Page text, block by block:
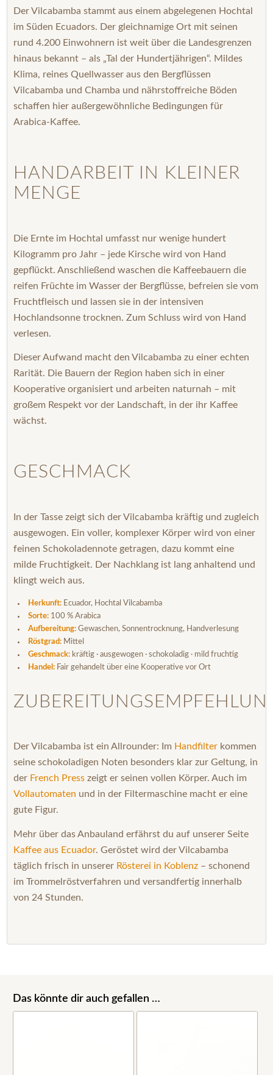
Der Vilcabamba stammt aus einem abgelegenen Hochtal
im Süden Ecuadors. Der gleichnamige Ort mit seinen
rund 4.200 Einwohnern ist weit über die Landesgrenzen
hinaus bekannt – als „Tal der Hundertjährigen“. Mildes
Klima, reines Quellwasser aus den Bergflüssen
Vilcabamba und Chamba und nährstoffreiche Böden
schaffen hier außergewöhnliche Bedingungen für
Arabica-Kaffee.
HANDARBEIT IN KLEINER
MENGE
Die Ernte im Hochtal umfasst nur wenige hundert
Kilogramm pro Jahr – jede Kirsche wird von Hand
gepflückt. Anschließend waschen die Kaffeebauern die
reifen Früchte im Wasser der Bergflüsse, befreien sie vom
Fruchtfleisch und lassen sie in der intensiven
Hochlandsonne trocknen. Zum Schluss wird von Hand
verlesen.
Dieser Aufwand macht den Vilcabamba zu einer echten
Rarität. Die Bauern der Region haben sich in einer
Kooperative organisiert und arbeiten naturnah – mit
großem Respekt vor der Landschaft, in der ihr Kaffee
wächst.
GESCHMACK
In der Tasse zeigt sich der Vilcabamba kräftig und zugleich
ausgewogen. Ein voller, komplexer Körper wird von einer
feinen Schokoladennote getragen, dazu kommt eine
milde Fruchtigkeit. Der Nachklang ist lang anhaltend und
klingt weich aus.
Herkunft: Ecuador, Hochtal Vilcabamba
Sorte: 100 % Arabica
Aufbereitung: Gewaschen, Sonnentrocknung, Handverlesung
Röstgrad: Mittel
Geschmack: kräftig · ausgewogen · schokoladig · mild fruchtig
Handel: Fair gehandelt über eine Kooperative vor Ort
Der Vilcabamba ist ein Allrounder: Im Handfilter kommen
seine schokoladigen Noten besonders klar zur Geltung, in
der French Press zeigt er seinen vollen Körper. Auch im
Vollautomaten und in der Filtermaschine macht er eine
gute Figur.
Mehr über das Anbauland erfährst du auf unserer Seite
Kaffee aus Ecuador. Geröstet wird der Vilcabamba
täglich frisch in unserer Rösterei in Koblenz – schonend
im Trommelröstverfahren und versandfertig innerhalb
von 24 Stunden.
Das könnte dir auch gefallen …